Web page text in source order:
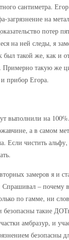
сантиметра.
загрязнение на
потер
на ней следы, я
был такой же, как и
Примерно такую же
прибор Егора.
выполнили на
а в самом
Если чистить
замеров я и
Спрашивал – почему
по гамме, ни
безопасны такие
амбразур, и
безопасны